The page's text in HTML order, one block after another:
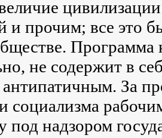
и прочим; все это
Программа
не содержит в
антипатичным. За
социализма
под надзором